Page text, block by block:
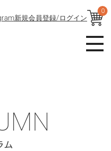
新規会員登録/ログイン
0
ム